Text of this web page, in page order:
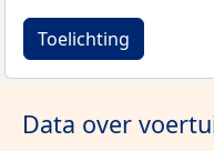
Toelichting
Data over